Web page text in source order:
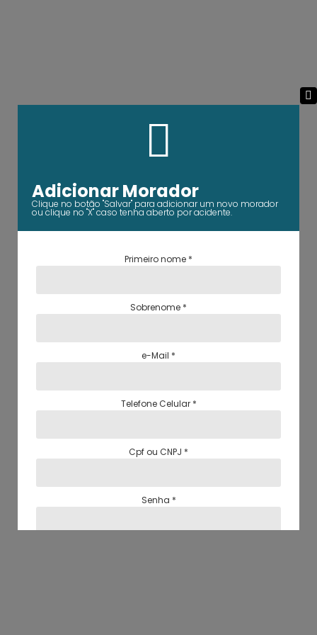
Adicionar Morador
Clique no botão "Salvar" para adicionar um novo morador
ou clique no "X" caso tenha aberto por acidente.
Primeiro nome *
Sobrenome *
e-Mail *
Telefone Celular *
Cpf ou CNPJ *
Senha *